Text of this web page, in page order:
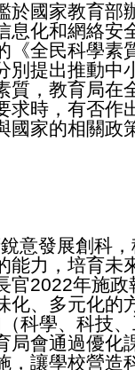
於國家教育
息化和網絡安
《全民科學素
別提出推動中
質，教育局在
求時，有否作
國家的相關政
意發展創科，
能力，培育未
官2022年施
化、多元化的
科學、科技
局會通過優化
，讓學校營造